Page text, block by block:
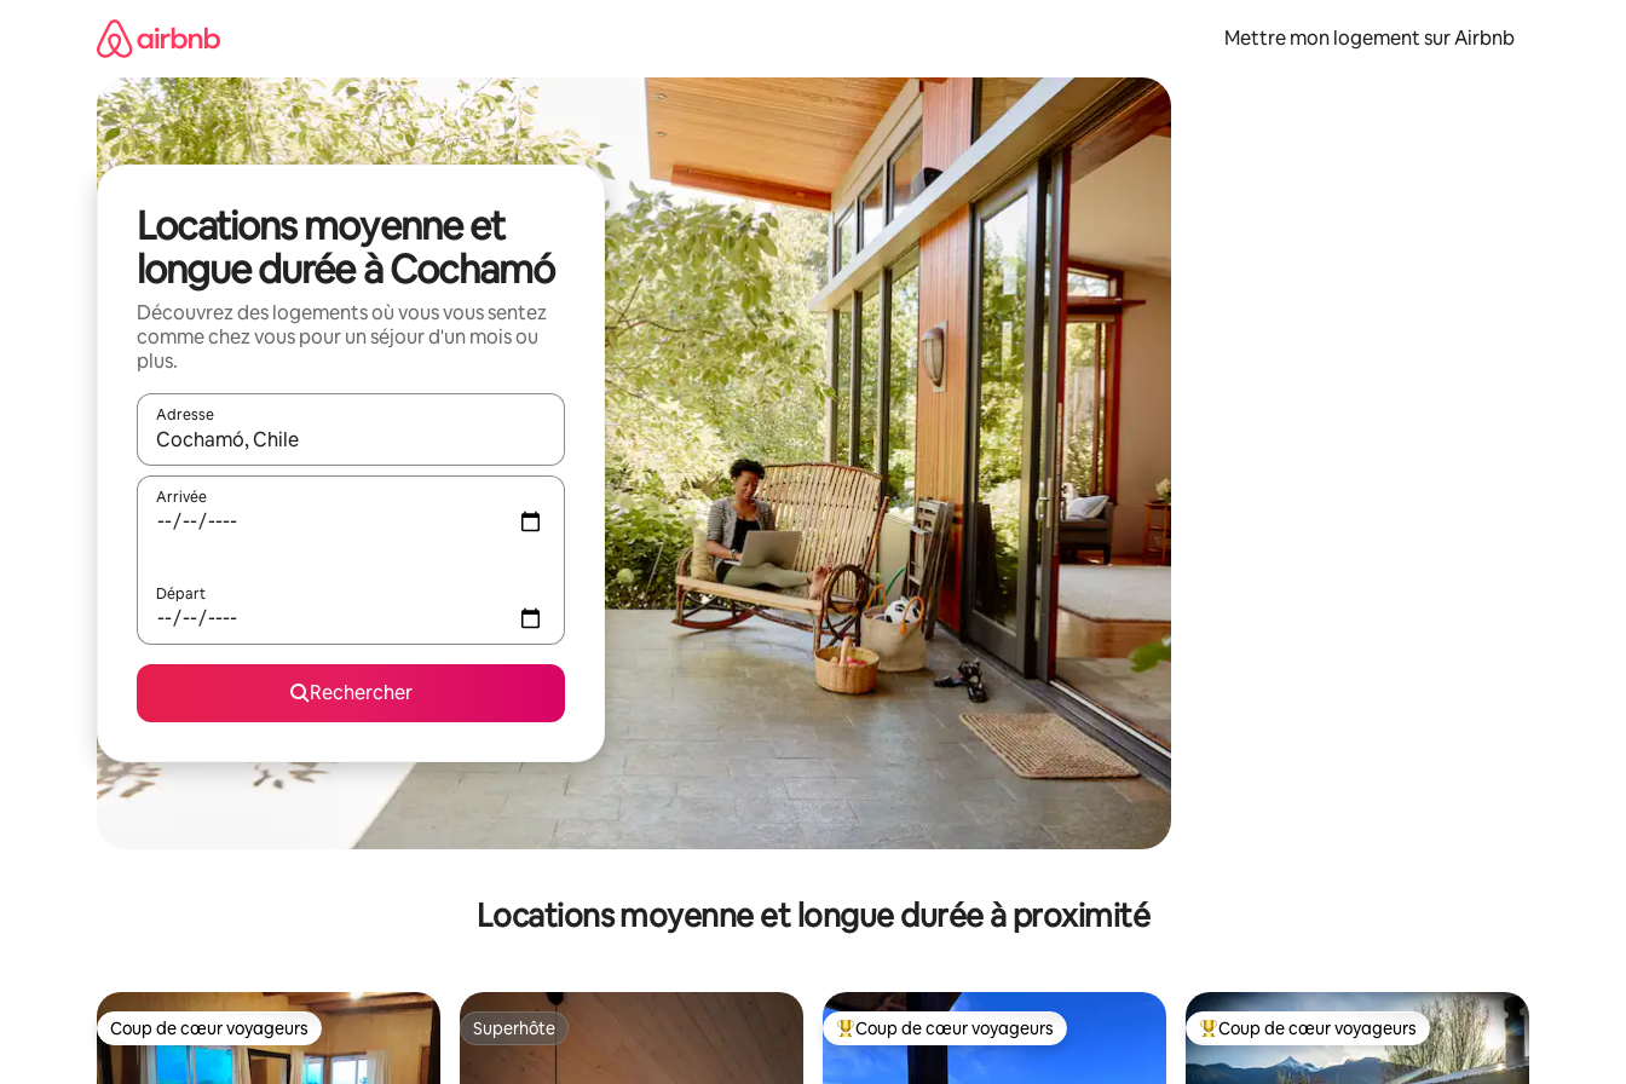
Mettre mon logement sur Airbnb
Locations moyenne et
longue durée à Cochamó
Découvrez des logements où vous vous sentez
comme chez vous pour un séjour d'un mois ou
plus.
Adresse
Lorsque les résultats s'affichent, utilisez les flèches vers le haut et vers le bas pour les parcourir ou en appuyant et en faisant glisser.
Arrivée
Départ
Rechercher
Locations moyenne et longue durée à proximité
Coup de cœur voyageurs
Coup de cœur voyageurs Superhôte
Superhôte Coups de cœur voyageurs les plus appréciés
Coup de cœur voyageurs Coups de cœur voyageurs les plus appréciés
Coup de cœur voyageurs